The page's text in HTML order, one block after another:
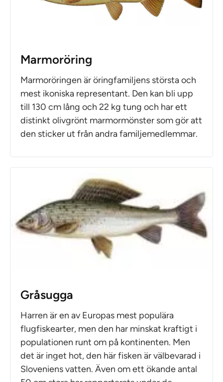
Marmoröring
Marmoröringen är öringfamiljens största och
mest ikoniska representant. Den kan bli upp
till 130 cm lång och 22 kg tung och har ett
distinkt olivgrönt marmormönster som gör att
den sticker ut från andra familjemedlemmar.
Gråsugga
Harren är en av Europas mest populära
flugfiskearter, men den har minskat kraftigt i
populationen runt om på kontinenten. Men
det är inget hot, den här fisken är välbevarad i
Sloveniens vatten. Även om ett ökande antal